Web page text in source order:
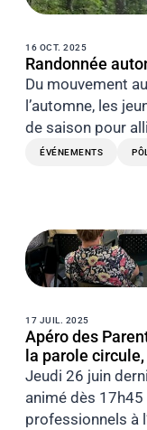
16 OCT. 2025
Randonnée
Du mouvement
l’automne, les
de saison pour
ÉVÉNEMENTS
17 JUIL. 2025
Apéro des
la parole
Jeudi 26 juin
animé dès
professionnels à